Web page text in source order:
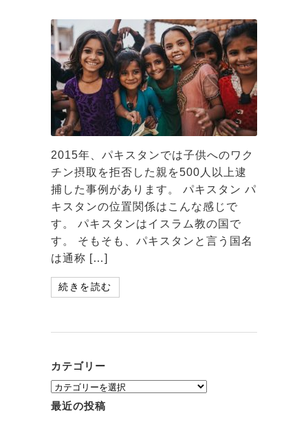
2015年、パキスタンでは子供へのワク
チン摂取を拒否した親を500人以上逮
捕した事例があります。 パキスタン パ
キスタンの位置関係はこんな感じで
す。 パキスタンはイスラム教の国で
す。 そもそも、パキスタンと言う国名
は通称 […]
続きを読む
カテゴリー
カ
テ
ゴ
最近の投稿